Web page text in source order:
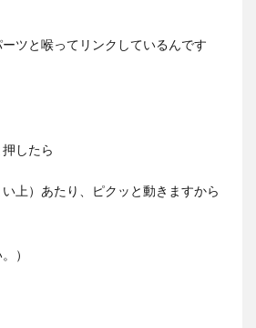
ツと喉ってリンクしているんです
したら
上）あたり、ピクッと動きますから
）